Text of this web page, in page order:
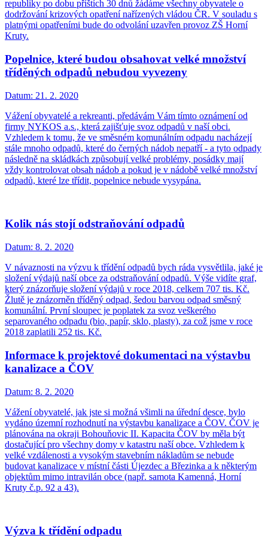
republiky po dobu příštích 30 dnů žádáme všechny obyvatele o
dodržování krizových opatření nařízených vládou ČR. V souladu s
platnými opatřeními bude do odvolání uzavřen provoz ZŠ Horní
Kruty.
Popelnice, které budou obsahovat velké množství
tříděných odpadů nebudou vyvezeny
Datum: 21. 2. 2020
Vážení obyvatelé a rekreanti, předávám Vám tímto oznámení od
firmy NYKOS a.s., která zajišťuje svoz odpadů v naší obci.
Vzhledem k tomu, že ve směsném komunálním odpadu nacházejí
stále mnoho odpadů, které do černých nádob nepatří - a tyto odpady
následně na skládkách způsobují velké problémy, posádky mají
vždy kontrolovat obsah nádob a pokud je v nádobě velké množství
odpadů, které lze třídit, popelnice nebude vysypána.
Kolik nás stojí odstraňování odpadů
Datum: 8. 2. 2020
V návaznosti na výzvu k třídění odpadů bych ráda vysvětlila, jaké je
složení výdajů naší obce za odstraňování odpadů. Výše vidíte graf,
který znázorňuje složení výdajů v roce 2018, celkem 707 tis. Kč.
Žlutě je znázorněn tříděný odpad, šedou barvou odpad směsný
komunální. První sloupec je poplatek za svoz veškerého
separovaného odpadu (bio, papír, sklo, plasty), za což jsme v roce
2018 zaplatili 252 tis. Kč.
Informace k projektové dokumentaci na výstavbu
kanalizace a ČOV
Datum: 8. 2. 2020
Vážení obyvatelé, jak jste si možná všimli na úřední desce, bylo
vydáno územní rozhodnutí na výstavbu kanalizace a ČOV. ČOV je
plánována na okraji Bohouňovic II. Kapacita ČOV by měla být
dostačující pro všechny domy v katastru naší obce. Vzhledem k
velké vzdálenosti a vysokým stavebním nákladům se nebude
budovat kanalizace v místní části Újezdec a Březinka a k některým
objektům mimo intravilán obce (např. samota Kamenná, Horní
Kruty č.p. 92 a 43).
Výzva k třídění odpadu